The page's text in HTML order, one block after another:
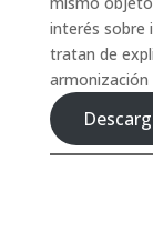
interés sobre
tratan de
armonización